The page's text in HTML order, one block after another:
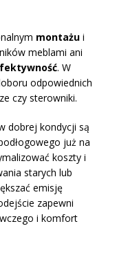
montażu i
meblami ani
. W
odpowiednich
czy sterowniki.
dobrej kondycji są
już na
koszty i
starych lub
emisję
zapewni
i komfort